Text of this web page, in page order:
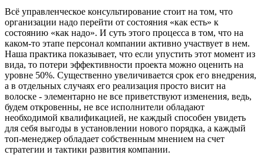
Всё управленческое консультирование стоит на том, что
организации надо перейти от состояния «как есть» к
состоянию «как надо». И суть этого процесса в том, что на
каком-то этапе персонал компании активно участвует в нем.
Наша практика показывает, что если упустить этот момент из
вида, то потери эффективности проекта можно оценить на
уровне 50%. Существенно увеличивается срок его внедрения,
а в отдельных случаях его реализация просто висит на
волоске - элементарно не все приветствуют изменения, ведь,
будем откровенны, не все исполнители обладают
необходимой квалификацией, не каждый способен увидеть
для себя выгоды в установлении нового порядка, а каждый
топ-менеджер обладает собственным мнением на счет
стратегии и тактики развития компании.